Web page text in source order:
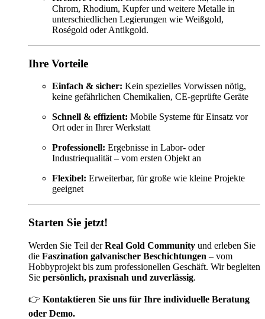
Chrom, Rhodium, Kupfer und weitere Metalle in
unterschiedlichen Legierungen wie Weißgold,
Roségold oder Antikgold.
Ihre Vorteile
Einfach & sicher: Kein spezielles Vorwissen nötig,
keine gefährlichen Chemikalien, CE-geprüfte Geräte
Schnell & effizient: Mobile Systeme für Einsatz vor
Ort oder in Ihrer Werkstatt
Professionell: Ergebnisse in Labor- oder
Industriequalität – vom ersten Objekt an
Flexibel: Erweiterbar, für große wie kleine Projekte
geeignet
Starten Sie jetzt!
Werden Sie Teil derReal Gold Community und erleben Sie
die Faszination galvanischer Beschichtungen – vom
Hobbyprojekt bis zum professionellen Geschäft. Wir begleiten
Sie persönlich, praxisnah und zuverlässig.
👉 Kontaktieren Sie uns für Ihre individuelle Beratung
oder Demo.